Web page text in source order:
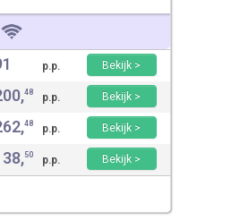
p.p.
Bekijk >
,48 p.p.
Bekijk >
,48 p.p.
Bekijk >
,50 p.p. Bekijk >